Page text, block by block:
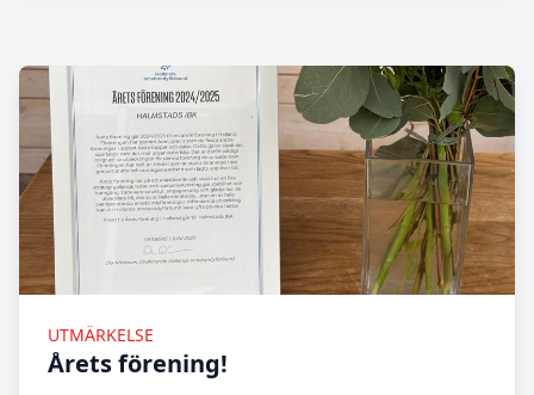
UTMÄRKELSE
Årets förening!